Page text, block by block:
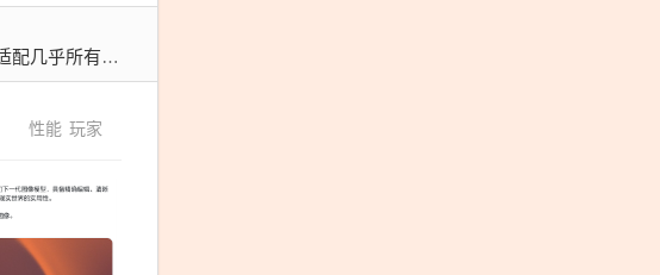
国产推理芯片
性能 玩家